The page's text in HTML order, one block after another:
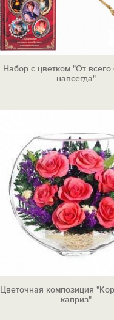
Набор с цветком "От всего
навсегда"
Цветочная композиция
каприз"